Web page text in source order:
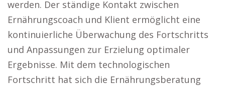
werden. Der ständige Kontakt zwischen
Ernährungscoach und Klient ermöglicht eine
kontinuierliche Überwachung des Fortschritts
und Anpassungen zur Erzielung optimaler
Ergebnisse. Mit dem technologischen
Fortschritt hat sich die Ernährungsberatung